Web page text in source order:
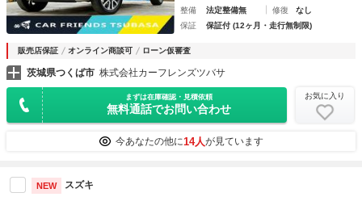
整備
法定整備無 修復
なし
保証
保証付 (12ヶ月・走行無制限)
販売店保証 オンライン商談可 ローン仮審査
茨城県つくば市 株式会社カーフレンズツバサ
まずは在庫確認・見積依頼
無料通話でお問い合わせ
お気に入り
今あなたの他に14人が見ています
NEW スズキ